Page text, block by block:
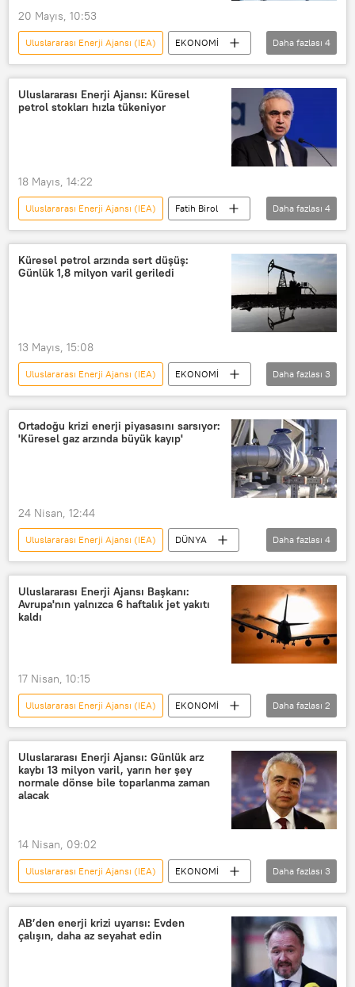
20 Mayıs, 10:53
Uluslararası Enerji Ajansı (IEA)
EKONOMİ
Hürmüz Boğazı
Fatih Birol
elektrikli araç
Elektrikli otomobil
Daha fazlası 4
Uluslararası Enerji Ajansı: Küresel
petrol stokları hızla tükeniyor
18 Mayıs, 14:22
Uluslararası Enerji Ajansı (IEA)
Fatih Birol
Paris
G7
Enerji
EKONOMİ
Daha fazlası 4
Küresel petrol arzında sert düşüş:
Günlük 1,8 milyon varil geriledi
13 Mayıs, 15:08
Uluslararası Enerji Ajansı (IEA)
EKONOMİ
ABD
İsrail Hürmüz Boğazı
Daha fazlası 3
Ortadoğu krizi enerji piyasasını sarsıyor:
'Küresel gaz arzında büyük kayıp'
24 Nisan, 12:44
Uluslararası Enerji Ajansı (IEA)
DÜNYA
Katar
Hürmüz Boğazı
Birleşik Arap Emirlikleri (BAE)
sıvılaştırılmış doğal gaz (LNG)
Daha fazlası 4
Uluslararası Enerji Ajansı Başkanı:
Avrupa'nın yalnızca 6 haftalık jet yakıtı
kaldı
17 Nisan, 10:15
Uluslararası Enerji Ajansı (IEA)
EKONOMİ
Hürmüz Boğazı
Fatih Birol
Daha fazlası 2
Uluslararası Enerji Ajansı: Günlük arz
kaybı 13 milyon varil, yarın her şey
normale dönse bile toparlanma zaman
alacak
14 Nisan, 09:02
Uluslararası Enerji Ajansı (IEA)
EKONOMİ
Fatih Birol
Brent petrol
Petrol üretimi
Daha fazlası 3
AB’den enerji krizi uyarısı: Evden
çalışın, daha az seyahat edin